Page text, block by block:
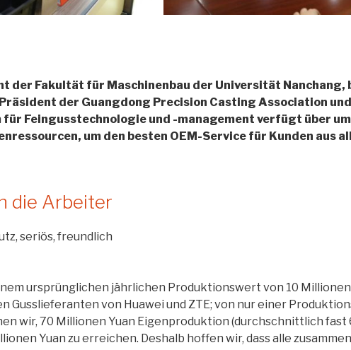
der Fakultät für Maschinenbau der Universität
der Guangdong Precision Casting Association
für Feingusstechnologie und -management verfügt über
um den besten OEM-Service für Kunden aus
die Arbeiter
seriös, freundlich
ursprünglichen jährlichen Produktionswert von 10
Gusslieferanten von Huawei und ZTE; von nur einer
wir, 70 Millionen Yuan Eigenproduktion (durchschnittlich fast
Yuan zu erreichen. Deshalb hoffen wir, dass alle